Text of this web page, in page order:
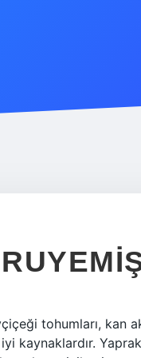
tohumları, kan
kaynaklardır. Yaprak